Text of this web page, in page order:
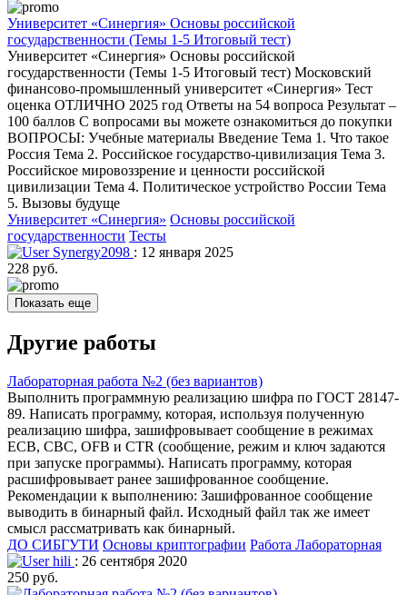
Университет «Синергия» Основы российской
государственности (Темы 1-5 Итоговый тест)
Университет «Синергия» Основы российской
государственности (Темы 1-5 Итоговый тест) Московский
финансово-промышленный университет «Синергия» Тест
оценка ОТЛИЧНО 2025 год Ответы на 54 вопроса Результат –
100 баллов С вопросами вы можете ознакомиться до покупки
ВОПРОСЫ: Учебные материалы Введение Тема 1. Что такое
Россия Тема 2. Российское государство-цивилизация Тема 3.
Российское мировоззрение и ценности российской
цивилизации Тема 4. Политическое устройство России Тема
5. Вызовы будуще
Университет «Синергия» Основы российской
государственности Тесты
Synergy2098 : 12 января 2025
228 руб.
Показать еще
Другие работы
Лабораторная работа №2 (без вариантов)
Выполнить программную реализацию шифра по ГОСТ 28147-
89. Написать программу, которая, используя полученную
реализацию шифра, зашифровывает сообщение в режимах
ECB, CBC, OFB и CTR (сообщение, режим и ключ задаются
при запуске программы). Написать программу, которая
расшифровывает ранее зашифрованное сообщение.
Рекомендации к выполнению: Зашифрованное сообщение
выводить в бинарный файл. Исходный файл так же имеет
смысл рассматривать как бинарный.
ДО СИБГУТИ Основы криптографии Работа Лабораторная
hili : 26 сентября 2020
250 руб.